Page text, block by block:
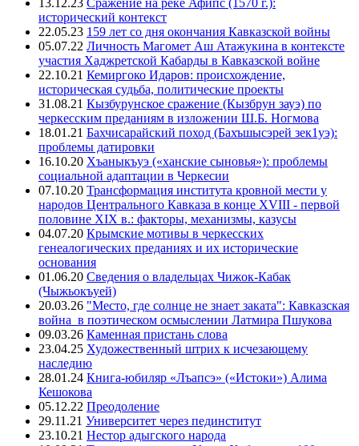
13.12.23 Сражение на реке Афипс (1570 г.):
исторический контекст
22.05.23 159 лет со дня окончания Кавказской войны
05.07.22 Личность Магомет Аш Атажукина в контексте
участия Хаджретской Кабарды в Кавказской войне
22.10.21 Кемиргоко Идаров: происхождение,
историческая судьба, политические проекты
31.08.21 Кызбурунское сражение (Кызбрун зауэ) по
черкесским преданиям в изложении Ш.Б. Ногмова
18.01.21 Бахчисарайский поход (Бахъшысэрей зек1уэ):
проблемы датировки
16.10.20 Хъаныкъуэ («ханские сыновья»): проблемы
социальной адаптации в Черкесии
07.10.20 Трансформация института кровной мести у
народов Центрального Кавказа в конце XVIII - первой
половине XIX в.: факторы, механизмы, казусы
04.07.20 Крымские мотивы в черкесских
генеалогических преданиях и их исторические
основания
01.06.20 Сведения о владельцах Чижок-Кабак
(Чыжьокъуей)
20.03.26 "Место, где солнце не знает заката": Кавказская
война в поэтическом осмыслении Латмира Пшукова
09.03.26 Каменная пристань слова
23.04.25 Художественный штрих к исчезающему
наследию
28.01.24 Книга-юбиляр «Лъапсэ» («Истоки») Алима
Кешокова
05.12.22 Преодоление
29.11.21 Университет через пединститут
23.10.21 Нестор адыгского народа